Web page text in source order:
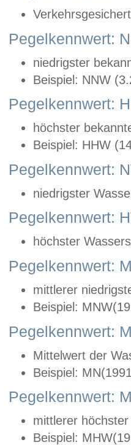
Pegelkennwert:
niedrigster
Beispiel: NNW
Pegelkennwert:
höchster
Beispiel: HHW
Pegelkennwert:
niedrigster
Pegelkennwert:
höchster
Pegelkennwert:
mittlerer
Beispiel:
Pegelkennwert:
Mittelwert der
Beispiel:
Pegelkennwert:
mittlerer
Beispiel: